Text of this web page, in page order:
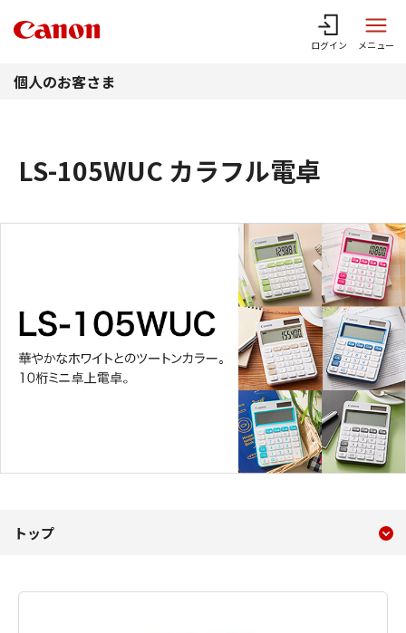
ログイン メニュー
個人のお客さま
LS-105WUC カラフル電卓
LS-105WUC カラフル電卓
トップ